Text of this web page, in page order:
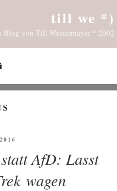
till we *)
Blog von Till Westermayer * 2002
AfD: Lasst
wagen